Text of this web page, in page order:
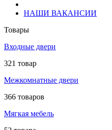
НАШИ ВАКАНСИИ
Товары
Входные двери
321 товар
Межкомнатные двери
366 товаров
Мягкая мебель